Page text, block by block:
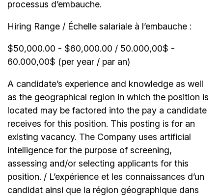
processus d’embauche.
Hiring Range / Échelle salariale à l’embauche :
$50,000.00 - $60,000.00 / 50.000,00$ -
60.000,00$ (per year / par an)
A candidate’s experience and knowledge as well
as the geographical region in which the position is
located may be factored into the pay a candidate
receives for this position. This posting is for an
existing vacancy. The Company uses artificial
intelligence for the purpose of screening,
assessing and/or selecting applicants for this
position. / L’expérience et les connaissances d’un
candidat ainsi que la région géographique dans